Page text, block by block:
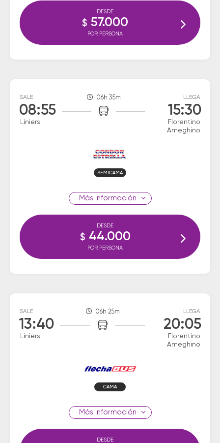
DESDE
$ 57.000
POR PERSONA
SALE
08:55
Liniers
06h 35m LLEGA
15:30
Florentino
Ameghino
SEMICAMA
información
DESDE
$ 44.000
POR PERSONA
SALE
13:40
Liniers
06h 25m LLEGA
20:05
Florentino
Ameghino
CAMA
información
DESDE